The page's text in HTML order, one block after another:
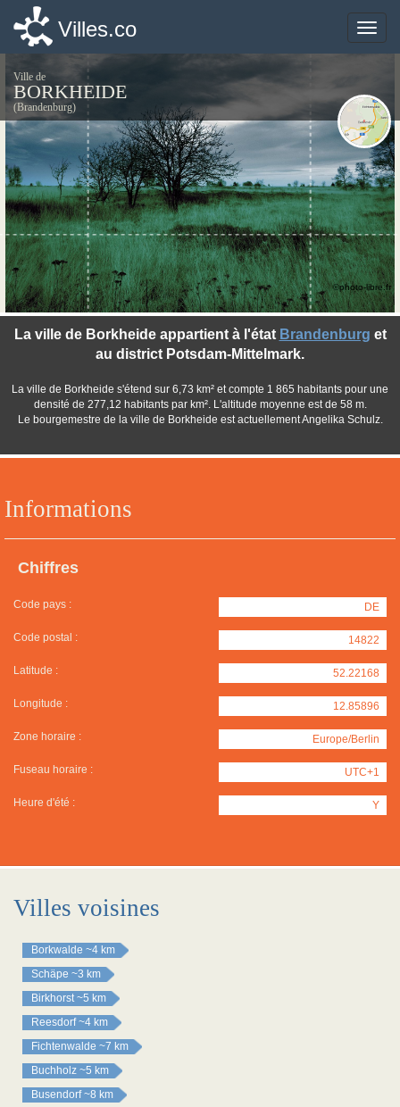
Toggle
Villes.co
Ville de
BORKHEIDE
(Brandenburg)
Informations
Chiffres
Code pays : DE
Code postal : 14822
Latitude : 52.22168
Longitude : 12.85896
Zone horaire : Europe/Berlin
Fuseau horaire : UTC+1
Heure d'été : Y
La ville de Borkheide appartient à l'état Brandenburg et
au district Potsdam-Mittelmark.
La ville de Borkheide s'étend sur 6,73 km² et compte 1 865 habitants pour une
densité de 277,12 habitants par km². L'altitude moyenne est de 58 m.
Le bourgemestre de la ville de Borkheide est actuellement Angelika Schulz.
©photo-libre.fr
Villes voisines
Borkwalde ~4 km
Schäpe ~3 km
Birkhorst ~5 km
Reesdorf ~4 km
Fichtenwalde ~7 km
Buchholz ~5 km
Busendorf ~8 km
Toggle
Villes.co